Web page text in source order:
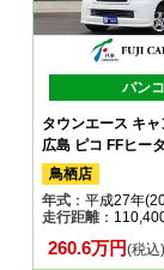
バン
タウンエース キ
広島 ピコ FFヒー
鳥栖店
年式 ：平成27年
走行距離：
260.6万円(税込)